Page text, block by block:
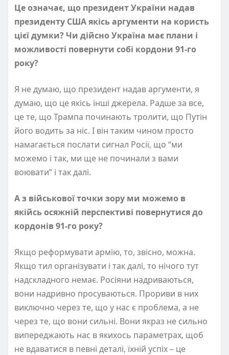
Це означає, що президент України надав
президенту США якісь аргументи на користь
цієї думки? Чи дійсно Україна має плани і
можливості повернути собі кордони 91-го
року?
Я не думаю, що президент надав аргументи, я
думаю, що це якісь інші джерела. Радше за все,
це те, що Трампа починають тролити, що Путін
його водить за ніс. І він таким чином просто
намагається послати сигнал Росії, що “ми
можемо і так, ми ще не починали з вами
воювати” і так далі.
А з військової точки зору ми можемо в
якійсь осяжній перспективі повернутися до
кордонів 91-го року?
Якщо реформувати армію, то, звісно, можна.
Якщо тил організувати і так далі, то нічого тут
надскладного немає. Росіяни надриваються,
вони надривно просуваються. Прориви в них
виключно через те, що у нас є проблема, а не
через те, що вони сильні. Вони якраз не сильно
випереджають нас в якихось параметрах, щоб
не вдаватися в певні деталі, їхній успіх – це